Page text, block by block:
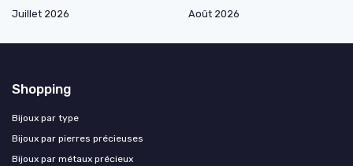
Juillet 2026
Août 2026
Shopping
Bijoux par type
Bijoux par pierres précieuses
Bijoux par métaux précieux